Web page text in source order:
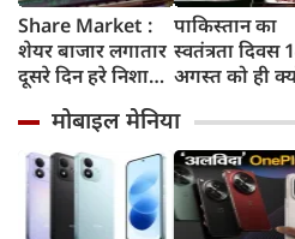
Share Market :
शेयर बाजार लगातार
दूसरे दिन हरे निशान
में बंद, सेंसेक्स 374
अंक चढ़ा, निफ्टी
24,600 के पार
पाकिस्तान का
स्वतंत्रता दिवस
अगस्त को ही
दिन कहां मनाया
जाता है खास
मोबाइल मेनिया